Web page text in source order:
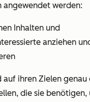
angewendet werden:
Inhalten und
anziehen
auf ihren Zielen genau
die sie benötigen,